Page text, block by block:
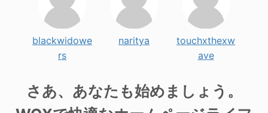
blackwidowe
rs
naritya
touchxthexw
ave
さあ、あなたも始めましょう。